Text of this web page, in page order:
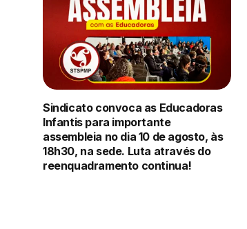
Sindicato convoca as Educadoras
Infantis para importante
assembleia no dia 10 de agosto, às
18h30, na sede. Luta através do
reenquadramento continua!